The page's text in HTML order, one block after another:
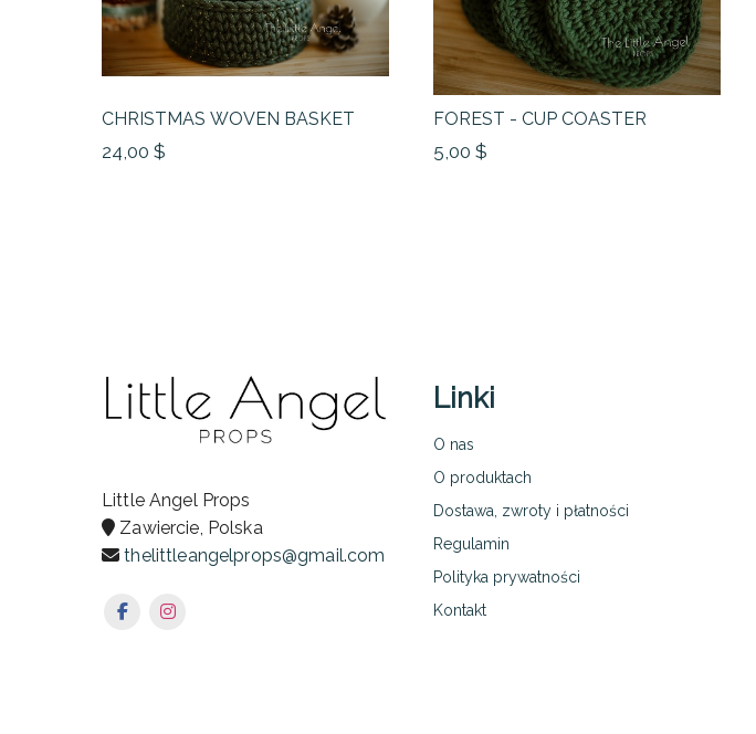
CHRISTMAS WOVEN BASKET
24,00 $
FOREST - CUP COASTER
5,00 $
Little Angel Props
Zawiercie, Polska
thelittleangelprops@gmail.com
Linki
O nas
O produktach
Dostawa, zwroty i płatności
Regulamin
Polityka prywatności
Kontakt